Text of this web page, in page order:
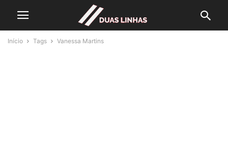
Início Tags Vanessa Martins